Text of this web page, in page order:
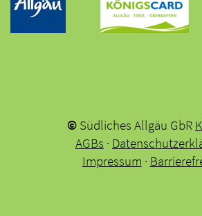
© Südliches Allgäu GbR
AGBs ·
Impressum ·